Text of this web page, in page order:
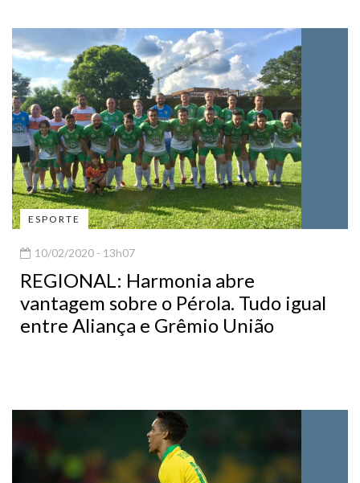
ESPORTE
10/02/2020 - 13h07
REGIONAL: Harmonia abre
vantagem sobre o Pérola. Tudo igual
entre Aliança e Grêmio União